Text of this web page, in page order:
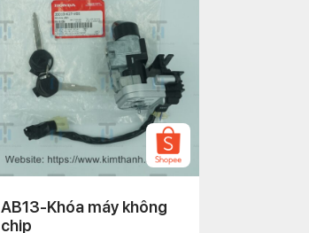
AB13-Khóa máy không
chip